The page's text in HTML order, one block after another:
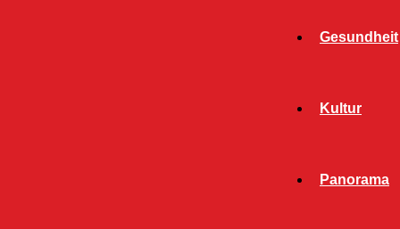
Gesundheit
Kultur
Panorama
Brand im Gebäude des Institutes für pfälzische